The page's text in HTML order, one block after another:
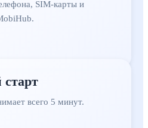
SIM-карты и
всего 5 минут.